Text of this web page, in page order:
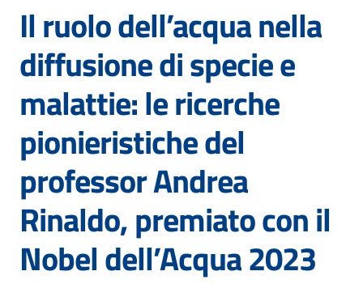
Il ruolo dell’acqua nella
diffusione di specie e
malattie: le ricerche
pionieristiche del
professor Andrea
Rinaldo, premiato con il
Nobel dell’Acqua 2023